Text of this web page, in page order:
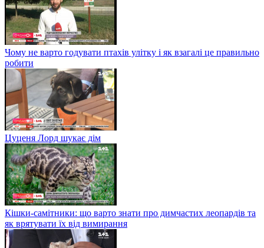
Чому не варто годувати птахів улітку і як взагалі це правильно
робити
Цуценя Лорд шукає дім
Кішки-самітники: що варто знати про димчастих леопардів та
як врятувати їх від вимирання